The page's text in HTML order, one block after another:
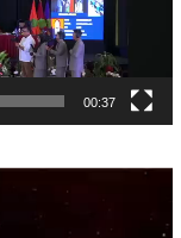
00:37